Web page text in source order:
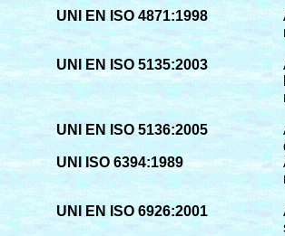
UNI EN ISO 4871:1998
UNI EN ISO 5135:2003
UNI EN ISO 5136:2005
UNI ISO 6394:1989
UNI EN ISO 6926:2001